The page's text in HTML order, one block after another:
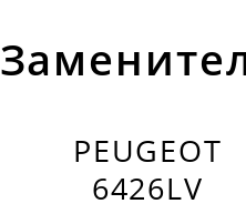
PEUGEOT
6426LV